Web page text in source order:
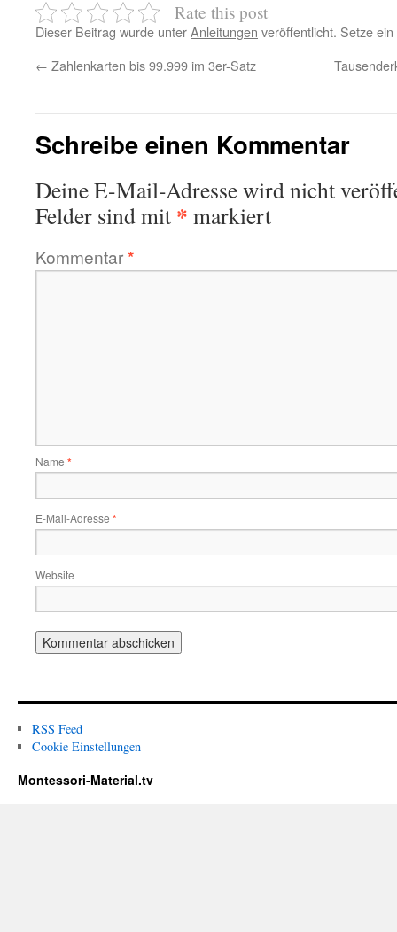
Rate this post
Dieser Beitrag wurde unterAnleitungen veröffentlicht. Setze
← Zahlenkarten bis 99.999 im 3er-Satz
Schreibe einen Kommentar
Deine E-Mail-Adresse wird nicht
Felder sind mit * markiert
Kommentar*
Name *
E-Mail-Adresse *
Website
RSS Feed
Cookie Einstellungen
Montessori-Material.tv